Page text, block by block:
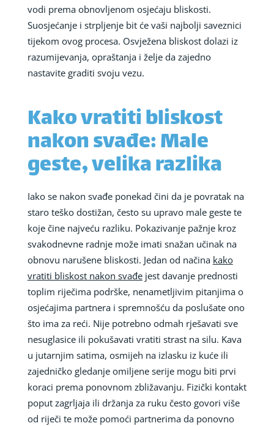
vodi prema obnovljenom osjećaju bliskosti.
Suosjećanje i strpljenje bit će vaši najbolji saveznici
tijekom ovog procesa. Osvježena bliskost dolazi iz
razumijevanja, opraštanja i želje da zajedno
nastavite graditi svoju vezu.
Kako vratiti bliskost
nakon svađe: Male
geste, velika razlika
Iako se nakon svađe ponekad čini da je povratak na
staro teško dostižan, često su upravo male geste te
koje čine najveću razliku. Pokazivanje pažnje kroz
svakodnevne radnje može imati snažan učinak na
obnovu narušene bliskosti. Jedan od načina kako
vratiti bliskost nakon svađejest davanje prednosti
toplim riječima podrške, nenametljivim pitanjima o
osjećajima partnera i spremnošću da poslušate ono
što ima za reći. Nije potrebno odmah rješavati sve
nesuglasice ili pokušavati vratiti strast na silu. Kava
u jutarnjim satima, osmijeh na izlasku iz kuće ili
zajedničko gledanje omiljene serije mogu biti prvi
koraci prema ponovnom zbližavanju. Fizički kontakt
poput zagrljaja ili držanja za ruku često govori više
od riječi te može pomoći partnerima da ponovno